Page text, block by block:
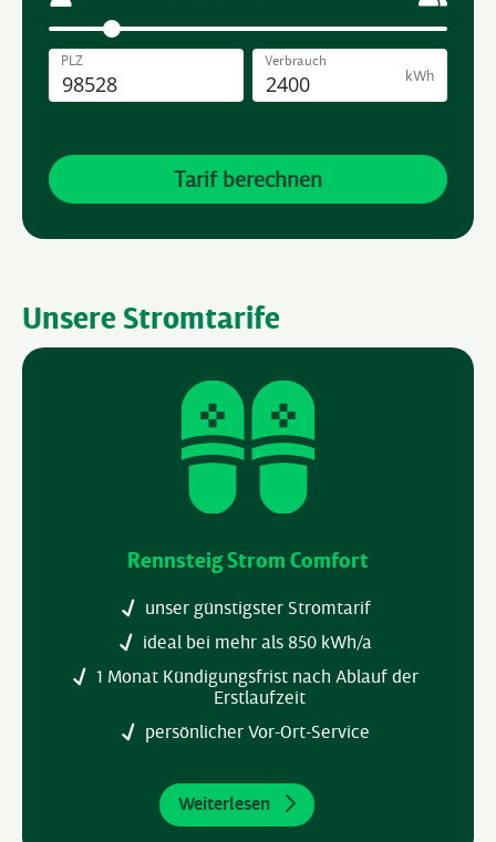
Unsere Stromtarife
Rennsteig Strom Comfort
unser günstigster Stromtarif
ideal bei mehr als 850 kWh/a
1 Monat Kündigungsfrist nach Ablauf der
Erstlaufzeit
persönlicher Vor-Ort-Service
Weiterlesen